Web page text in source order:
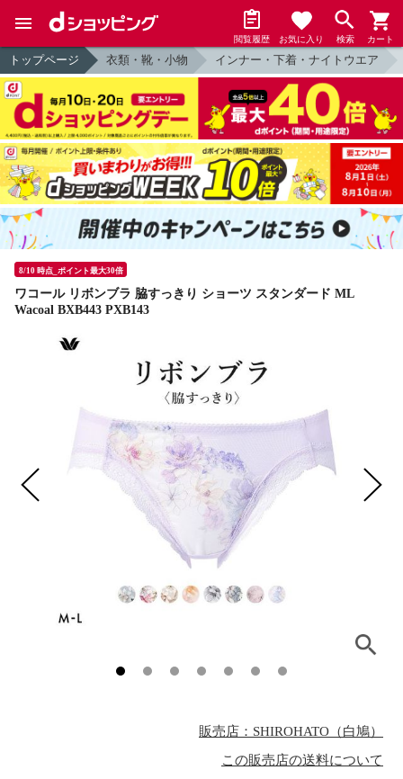
閲覧履歴 お気に入り 検索 カート
トップページ 衣類・靴・小物 インナー・下着・ナイトウエア
8/10 時点_ポイント最大30倍
ワコール リボンブラ 脇すっきり ショーツ スタンダード ML
Wacoal BXB443 PXB143
販売店：SHIROHATO（白鳩）
この販売店の送料について